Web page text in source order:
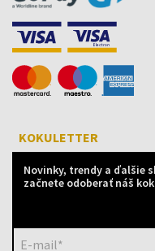
KOKULETTER
Novinky, trendy a ďalšie
začnete odoberať náš
E-mail*